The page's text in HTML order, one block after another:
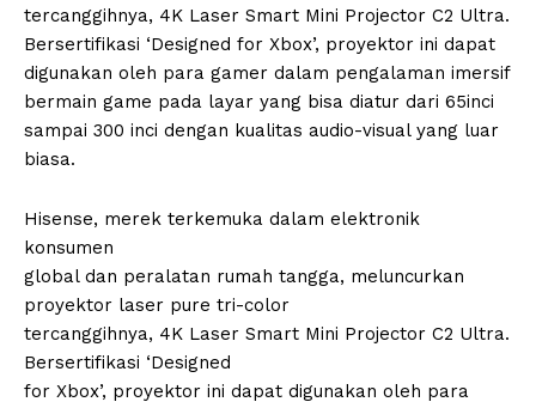
tercanggihnya, 4K Laser Smart Mini Projector C2 Ultra.
Bersertifikasi ‘Designed for Xbox’, proyektor ini dapat
digunakan oleh para gamer dalam pengalaman imersif
bermain game pada layar yang bisa diatur dari 65inci
sampai 300 inci dengan kualitas audio-visual yang luar
biasa.
Hisense, merek terkemuka dalam elektronik
konsumen
global dan peralatan rumah tangga, meluncurkan
proyektor laser pure tri-color
tercanggihnya, 4K Laser Smart Mini Projector C2 Ultra.
Bersertifikasi ‘Designed
for Xbox’, proyektor ini dapat digunakan oleh para